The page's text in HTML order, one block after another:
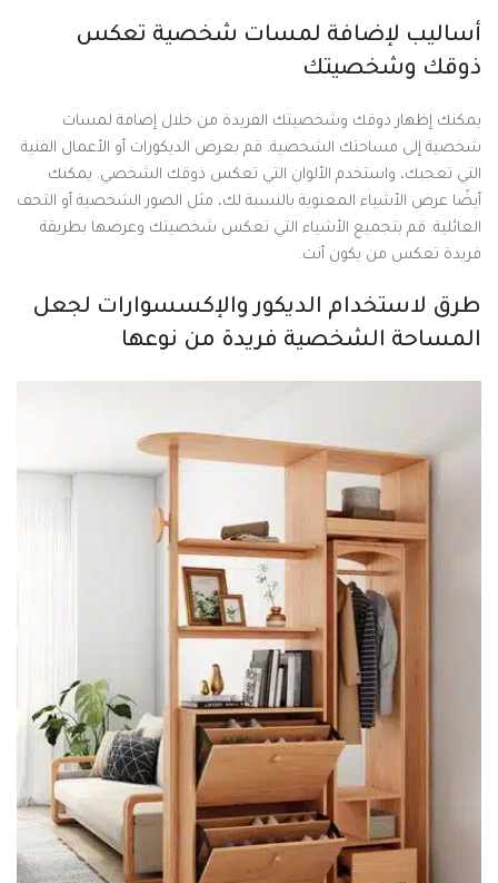
أساليب لإضافة لمسات شخصية تعكس
ذوقك وشخصيتك
يمكنك إظهار ذوقك وشخصيتك الفريدة من خلال إضافة لمسات
شخصية إلى مساحتك الشخصية. قم بعرض الديكورات أو الأعمال الفنية
التي تعجبك، واستخدم الألوان التي تعكس ذوقك الشخصي. يمكنك
أيضًا عرض الأشياء المعنوية بالنسبة لك، مثل الصور الشخصية أو التحف
العائلية. قم بتجميع الأشياء التي تعكس شخصيتك وعرضها بطريقة
فريدة تعكس من يكون أنت.
طرق لاستخدام الديكور والإكسسوارات لجعل
المساحة الشخصية فريدة من نوعها